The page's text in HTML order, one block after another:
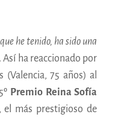
he tenido, ha sido una
Así ha reaccionado por
(Valencia, 75 años) al
Premio Reina Sofía
, el más prestigioso de